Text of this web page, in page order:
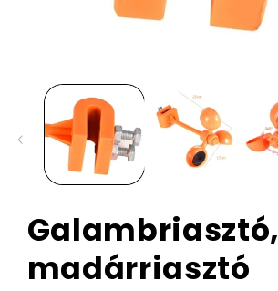
Galambriasztó,
madárriasztó